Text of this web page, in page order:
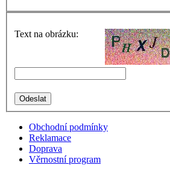
Text na obrázku:
Obchodní podmínky
Reklamace
Doprava
Věrnostní program